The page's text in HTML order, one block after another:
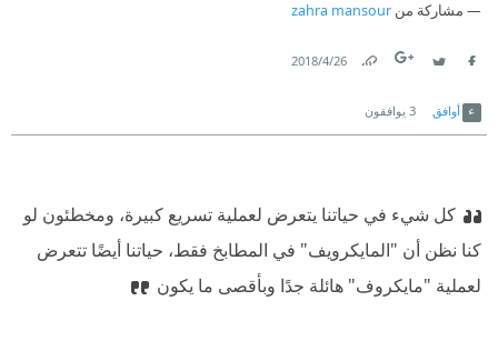
مشاركة من zahra mansour
26‏/4‏/2018
أوافق 3 يوافقون
كل شيء في حياتنا يتعرض لعملية تسريع كبيرة، ومخطئون لو
كنا نظن أن "المايكرويف" في المطابخ فقط، حياتنا أيضًا تتعرض
لعملية "مايكروف" هائلة جدًا وبأقصى ما يكون